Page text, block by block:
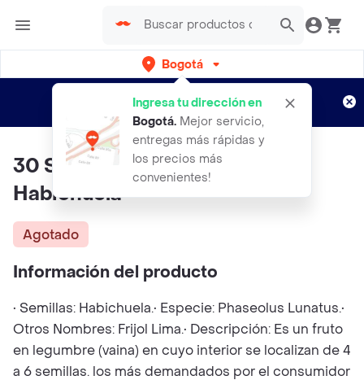
Bogotá
Ingresa tu dirección en
Bogotá. Mejor servicio,
entregas más rápidas y
los precios más
convenientes!
envíos gratis por semanas
Aplican TyC
30 Semillas Orgánicas De
Habichuela
Agotado
Información del producto
• Semillas: Habichuela.• Especie: Phaseolus Lunatus.•
Otros Nombres: Frijol Lima.• Descripción: Es un fruto
en legumbre (vaina) en cuyo interior se localizan de 4
a 6 semillas. los más demandados por el consumidor